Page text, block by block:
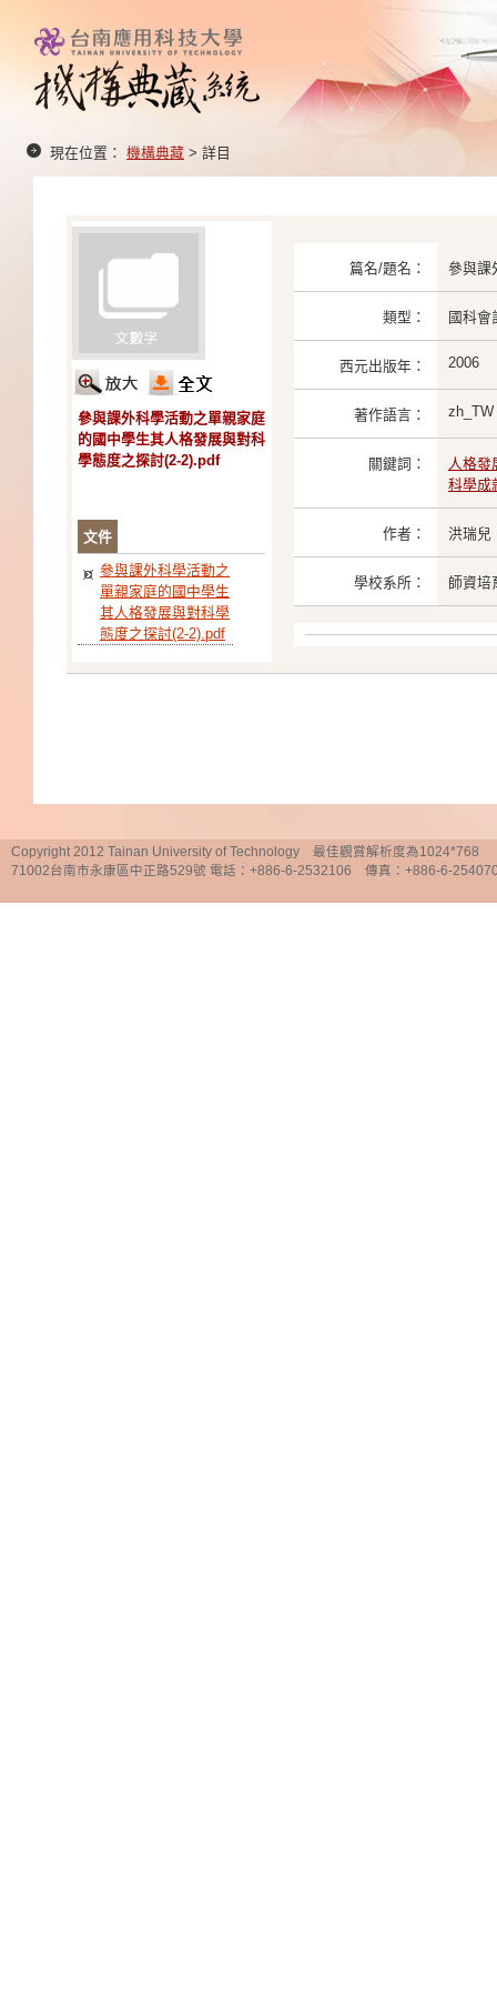
現在位置： 機構典藏 > 詳目
參與課外科學活動之單親家庭
的國中學生其人格發展與對科
學態度之探討(2-2).pdf
文件
參與課外科學活動之
單親家庭的國中學生
其人格發展與對科學
態度之探討(2-2).pdf
篇名/題名： 參與課
類型： 國科會
西元出版年： 2006
著作語言： zh_TW
關鍵詞：
人格發
科學成
作者： 洪瑞兒
學校系所： 師資培
Copyright 2012 Tainan University of Technology 最佳觀賞解析度為1024*768
71002台南市永康區中正路529號 電話：+886-6-2532106 傳真：+886-6-